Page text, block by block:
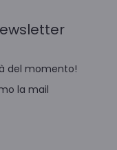
del momento!
la mail